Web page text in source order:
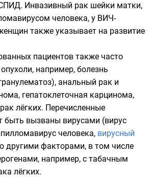
Инвазивный рак шейки матки,
человека, у ВИЧ-
также указывает на развитие
пациентов также часто
например, болезнь
анальный рак и
гепатоклеточная карцинома,
лёгких. Перечисленные
быть вызваны вирусами (вирус
человека, вирусный
другими факторами, в том числе
например, с табачным
лёгких.